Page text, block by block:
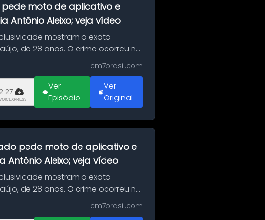
pede moto de aplicativo e
Antônio Aleixo; veja vídeo
mostram o exato
de 28 anos. O crime ocorreu na
cm7brasil.com
2:27
VOICEXPRESS
Ver
Episódio
Ver
Original
pede moto de aplicativo e
Aleixo; veja vídeo
mostram o exato
de 28 anos. O crime ocorreu na
cm7brasil.com